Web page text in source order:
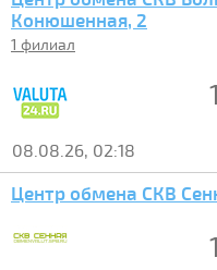
Конюшенная, 2
1 филиал
08.08.26, 02:18
Центр обмена СКВ